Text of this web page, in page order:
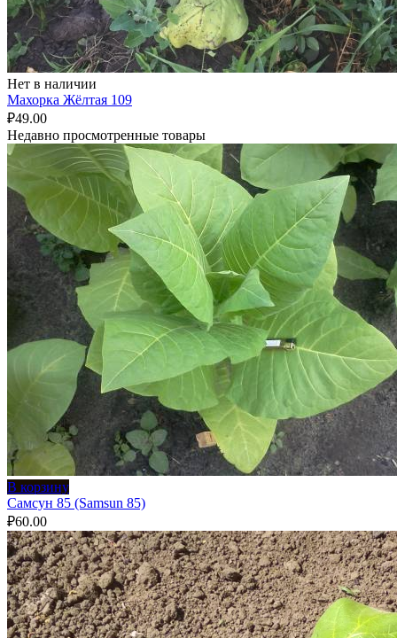
Нет в наличии
Махорка Жёлтая 109
₽49.00
Недавно просмотренные товары
В корзину
Самсун 85 (Samsun 85)
₽60.00